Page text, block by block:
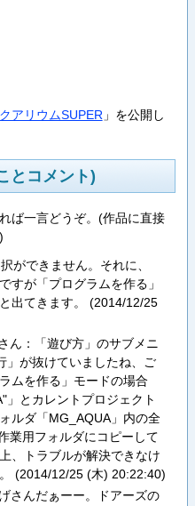
アリウムSUPER 」を公開し
とコメント)
ば一言どうぞ。(作品に直接
ができません。それに、
すが「プログラムを作る」
出てきます。 (2014/12/25
ん：「遊び方」のサブメニ
」が抜けていましたね、ご
ムを作る」モードの場合
」とカレントプロジェクト
ルダ「MG_AQUA」内の全
業用フォルダにコピーして
、トラブルが解決できなけ
(2014/12/25 (木) 20:22:40)
さんだぁーー。ドアーズの